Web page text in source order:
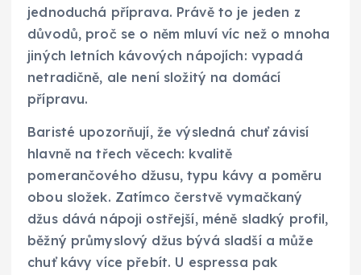
jednoduchá příprava. Právě to je jeden z
důvodů, proč se o něm mluví víc než o mnoha
jiných letních kávových nápojích: vypadá
netradičně, ale není složitý na domácí
přípravu.
Baristé upozorňují, že výsledná chuť závisí
hlavně na třech věcech: kvalitě
pomerančového džusu, typu kávy a poměru
obou složek. Zatímco čerstvě vymačkaný
džus dává nápoji ostřejší, méně sladký profil,
běžný průmyslový džus bývá sladší a může
chuť kávy více přebít. U espressa pak